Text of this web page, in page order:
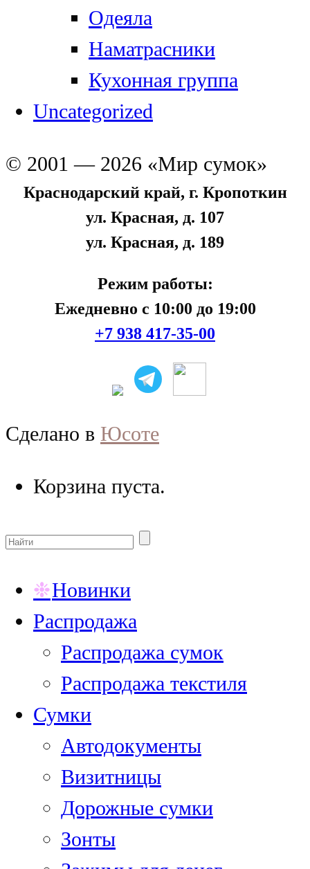
Одеяла
Наматрасники
Кухонная группа
Uncategorized
© 2001 — 2026 «Мир сумок»
Краснодарский край, г. Кропоткин
ул. Красная, д. 107
ул. Красная, д. 189
Режим работы:
Ежедневно с 10:00 до 19:00
+7 938 417-35-00
Сделано в Юсоте
Корзина пуста.
Новинки
Распродажа
Распродажа сумок
Распродажа текстиля
Сумки
Автодокументы
Визитницы
Дорожные сумки
Зонты